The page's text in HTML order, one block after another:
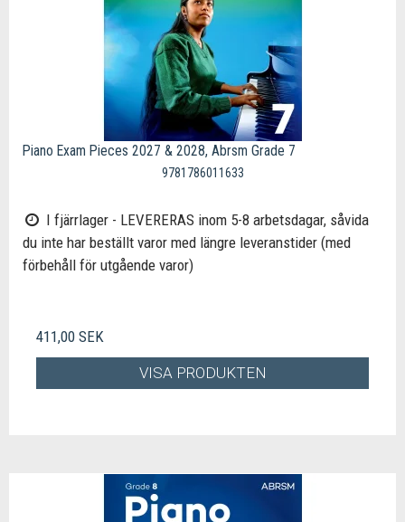
Piano Exam Pieces 2027 & 2028, Abrsm Grade 7
9781786011633
I fjärrlager - LEVERERAS inom 5-8 arbetsdagar, såvida
du inte har beställt varor med längre leveranstider (med
förbehåll för utgående varor)
411,00 SEK
VISA PRODUKTEN